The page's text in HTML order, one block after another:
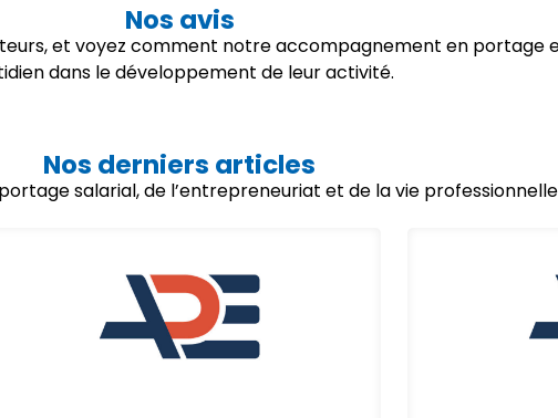
Nos avis
et voyez comment notre accompagnement en portage
dans le développement de leur activité.
Nos derniers articles
salarial, de l’entrepreneuriat et de la vie